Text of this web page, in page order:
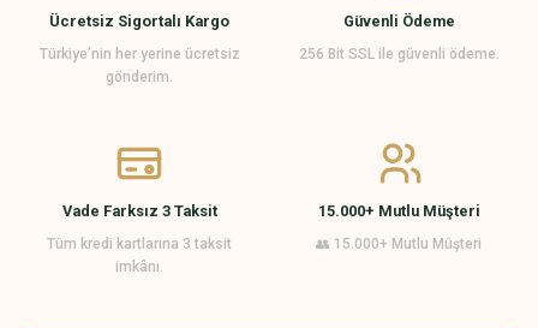
Ücretsiz Sigortalı Kargo
Türkiye’nin her yerine ücretsiz
gönderim.
Güvenli Ödeme
256 Bit SSL ile güvenli ödeme.
Vade Farksız 3 Taksit
Tüm kredi kartlarına 3 taksit
imkânı.
15.000+ Mutlu Müşteri
👥 15.000+ Mutlu Müşteri